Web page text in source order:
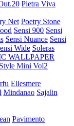
Pietra Viva
Net Poetry Stone
Sensi 900 Sensi
Sensi Nuance Sensi
Wide Soleras
WALLPAPER
Mini Vol2
Ellesmere
Mindanao Sajalin
Pavimento